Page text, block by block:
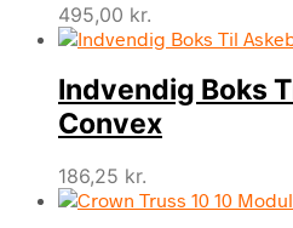
495,00 kr.
Indvendig Boks
Convex
186,25 kr.